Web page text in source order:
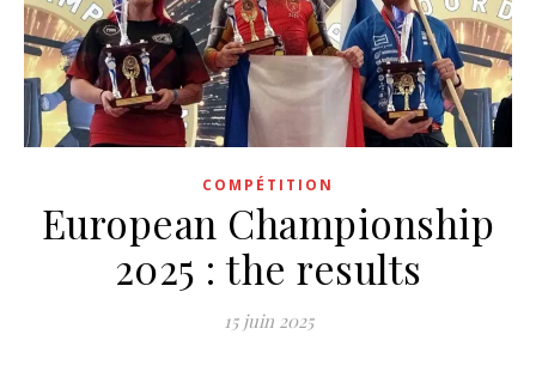
COMPÉTITION
European Championship
2025 : the results
15 juin 2025